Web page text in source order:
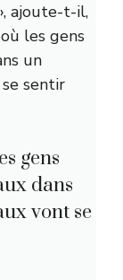
ajoute-t-il,
les gens
un
sentir
gens
dans
vont se